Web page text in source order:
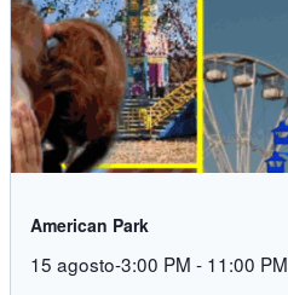
American Park
15 agosto-3:00 PM - 11:00 PM